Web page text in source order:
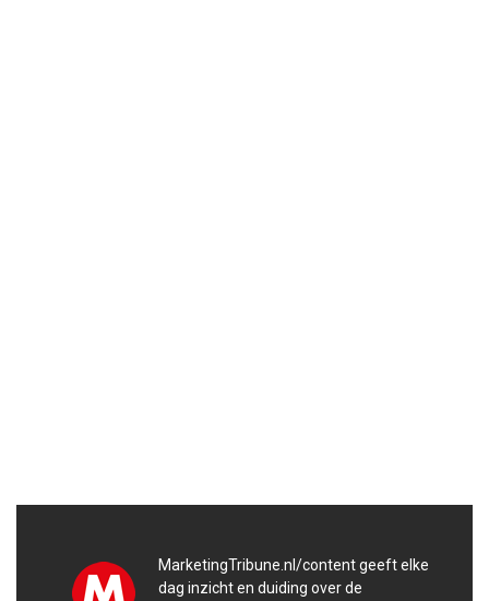
MarketingTribune.nl/content geeft elke
dag inzicht en duiding over de